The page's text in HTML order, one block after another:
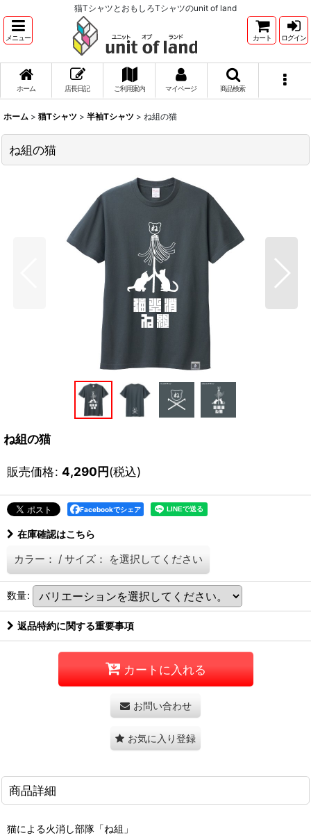
猫TシャツとおもしろTシャツのunit of land
メニュー カート ログイン
ホーム 店長日記 ご利用案内 マイページ 商品検索
ホーム > 猫Tシャツ > 半袖Tシャツ > ね組の猫
ね組の猫
ね組の猫
販売価格: 4,290円(税込)
Facebookでシェア
在庫確認はこちら
カラー： / サイズ： を選択してください
数量:
返品特約に関する重要事項
カートに入れる
お問い合わせ
お気に入り登録
商品詳細
猫による火消し部隊「ね組」